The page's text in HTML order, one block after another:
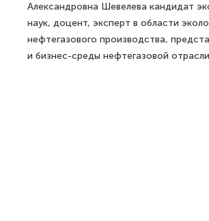
Александровна Шевелева кандидат
наук, доцент, эксперт в области
нефтегазового производства,
и бизнес-среды нефтегазовой